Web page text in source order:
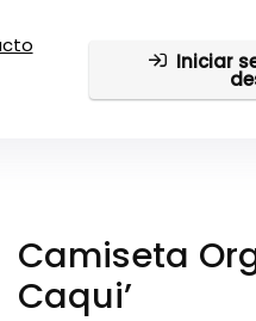
Iniciar
Camiseta
Caqui’